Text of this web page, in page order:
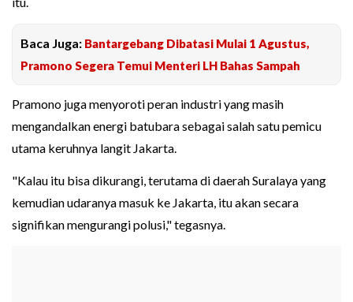
Baca Juga: Bantargebang Dibatasi Mulai 1 Agustus,
Pramono Segera Temui Menteri LH Bahas Sampah
Pramono juga menyoroti peran industri yang masih
mengandalkan energi batubara sebagai salah satu pemicu
utama keruhnya langit Jakarta.
"Kalau itu bisa dikurangi, terutama di daerah Suralaya yang
kemudian udaranya masuk ke Jakarta, itu akan secara
signifikan mengurangi polusi," tegasnya.